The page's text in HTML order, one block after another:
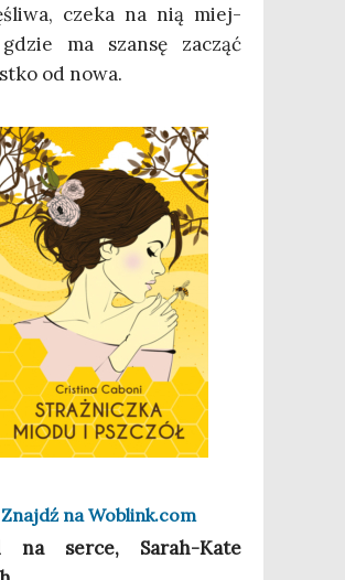
cze­ka na nią miej­
ma szan­sę zacząć
od nowa.
Znajdź na Woblink.com
na ser­ce, Sarah-Kate